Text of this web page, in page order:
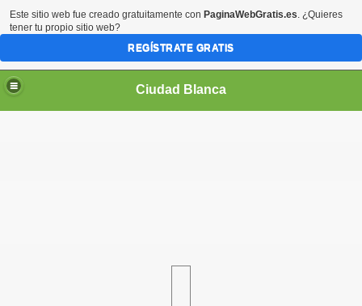
Ciudad Blanca
Este sitio web fue creado gratuitamente con PaginaWebGratis.es. ¿Quieres
tener tu propio sitio web?
REGÍSTRATE GRATIS